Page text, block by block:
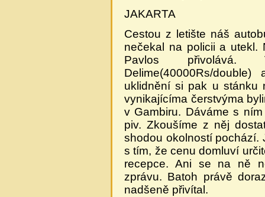
JAKARTA
Cestou z letište náš
nečekal na policii a utekl.
Pavlos přivolává.
Delime(40000Rs/
uklidnění si pak u stánku
vynikajícíma čerstvýma
v Gambiru. Dáváme s
piv. Zkoušíme z něj
shodou okolností pochází.
s tím, že cenu domluví
recepce. Ani se na ně
zprávu. Batoh právě
nadšeně přivítal.